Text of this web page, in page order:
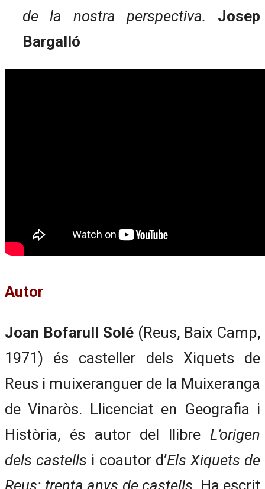
de la nostra perspectiva. Josep
Bargalló
Autor
Joan Bofarull Solé (Reus, Baix Camp,
1971) és casteller dels Xiquets de
Reus i muixeranguer de la Muixeranga
de Vinaròs. Llicenciat en Geografia i
Història, és autor del llibre L’origen
dels castells i coautor d’Els Xiquets de
Reus: trenta anys de castells. Ha escrit